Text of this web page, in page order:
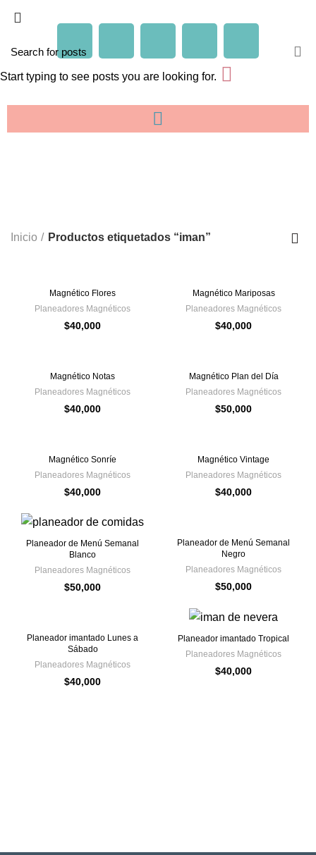
Inicio Productos etiquetados “iman”
Magnético Flores
Planeadores Magnéticos
$40,000
Magnético Mariposas
Planeadores Magnéticos
$40,000
Magnético Notas
Planeadores Magnéticos
$40,000
Magnético Plan del Día
Planeadores Magnéticos
$50,000
Magnético Sonríe
Planeadores Magnéticos
$40,000
Magnético Vintage
Planeadores Magnéticos
$40,000
Planeador de Menú Semanal
Blanco
Planeadores Magnéticos
$50,000
Planeador de Menú Semanal
Negro
Planeadores Magnéticos
$50,000
Planeador imantado Lunes a
Sábado
Planeadores Magnéticos
$40,000
Planeador imantado Tropical
Planeadores Magnéticos
$40,000
Start typing to see posts you are looking for.